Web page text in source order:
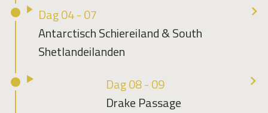
Dag 04 - 07
Antarctisch Schiereiland & South
Shetlandeilanden
Dag 08 - 09
Drake Passage